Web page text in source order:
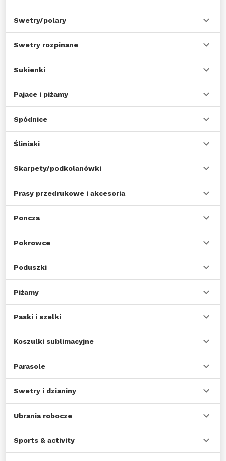
Swetry/polary
Swetry rozpinane
Sukienki
Pajace i piżamy
Spódnice
Śliniaki
Skarpety/podkolanówki
Prasy przedrukowe i akcesoria
Poncza
Pokrowce
Poduszki
Piżamy
Paski i szelki
Koszulki sublimacyjne
Parasole
Swetry i dzianiny
Ubrania robocze
Sports & activity